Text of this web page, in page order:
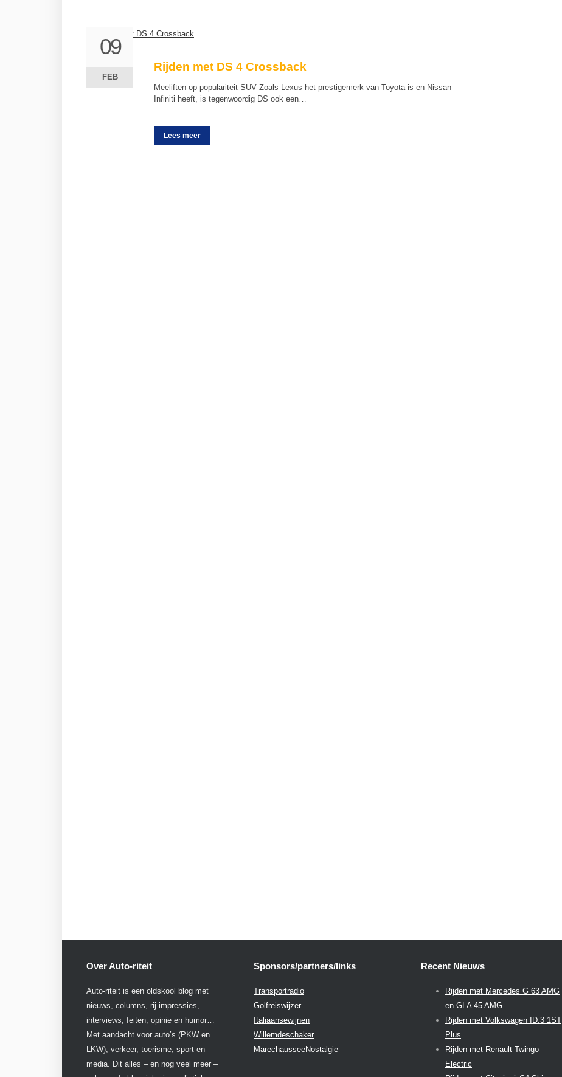
Rijden met DS 4 Crossback
Meeliften op populariteit SUV Zoals Lexus het prestigemerk van Toyota is en Nissan
Infiniti heeft, is tegenwoordig DS ook een…
Lees meer
09
FEB
09
FEB
Over Auto-riteit
Auto-riteit is een oldskool blog met
nieuws, columns, rij-impressies,
interviews, feiten, opinie en humor…
Met aandacht voor auto’s (PKW en
LKW), verkeer, toerisme, sport en
media. Dit alles – en nog veel meer –
Sponsors/partners/links
Transportradio
Golfreiswijzer
Italiaansewijnen
Willemdeschaker
MarechausseeNostalgie
Recent Nieuws
Rijden met Mercedes G 63 AMG
en GLA 45 AMG
Rijden met Volkswagen ID.3 1ST
Plus
Rijden met Renault Twingo
Electric